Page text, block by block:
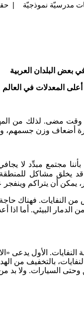
| مدرسيّة نموذجيّة
بعض البلدان العربية
وقت مضى. لذلك من
أضعاف وزن جسمهم،
مجتمع مبدِّد لا
مشاكل للمنطقة
يمكن أن يتراكم
فهناك حاجة الى
البيئي. أما اذا
الأول يدعى
بالتخفيف من
السيارات. ولا بد